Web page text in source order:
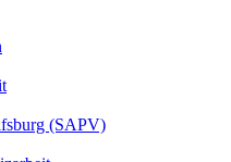
(SAPV)